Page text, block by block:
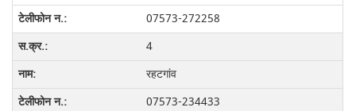
07573-272258
4
रहटगांव
07573-234433